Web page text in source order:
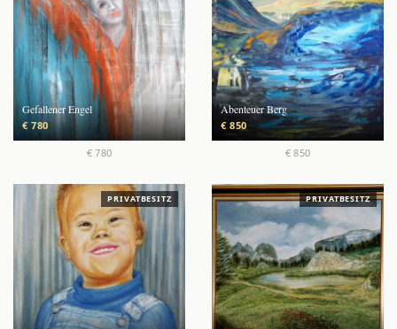
Gefallener Engel
€ 780
€ 780
Abenteuer Berg
€ 850
€ 850
PRIVATBESITZ PRIVATBESITZ